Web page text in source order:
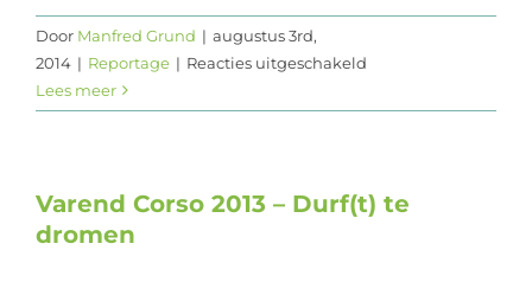
Contact
Door Manfred Grund | augustus 3rd,
2014 | Reportage | Reacties uitgeschakeld
Varend
Op
Lees meer
Varend Corso 2013 – Durf(t) te
dromen